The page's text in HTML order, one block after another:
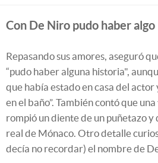
Con De Niro pudo haber algo
Repasando sus amores, aseguró
“pudo haber alguna historia",
que había estado en casa del actor
en el baño”. También contó que
rompió un diente de un puñetazo y
real de Mónaco. Otro detalle
decía no recordar) el nombre de